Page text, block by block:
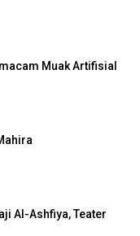
Muak Artifisial
Al-Ashfiya, Teater